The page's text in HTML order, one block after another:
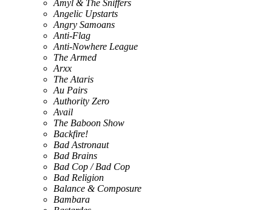
Amyl & The Sniffers
Angelic Upstarts
Angry Samoans
Anti-Flag
Anti-Nowhere League
The Armed
Arxx
The Ataris
Au Pairs
Authority Zero
Avail
The Baboon Show
Backfire!
Bad Astronaut
Bad Brains
Bad Cop / Bad Cop
Bad Religion
Balance & Composure
Bambara